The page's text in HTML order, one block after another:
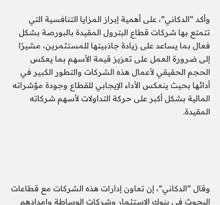
وأكد “الدكاني”، على أهمية إبراز المزايا التنافسية التي
تتمتع بها شركات قطاع البترول المقيدة بالبورصة بشكل
فعال بما يساعد على زيادة جاذبيتها للمستثمرين، مشيرًا
إلى ضرورة العمل على تعزيز قيمة الأسهم بما يعكس
الحجم الحقيقي لأعمال هذه الشركات والتطور الكبير في
أدائها بحيث ينعكس الأداء الإيجابي للقطاع وجودة مؤشراته
المالية بشكل أكبر على حركة التداولات لأسهم شركاته
المقيدة.
وقال “الدكاني”، إن تعاون إدارات هذه الشركات مع قطاعات
البحوث في بنوك الاستثمار وشركات الوساطة وإمدادهم